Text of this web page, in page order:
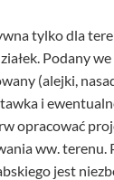
tylko dla
Podany
(alejki,
i
opracować
ww. terenu.
jest